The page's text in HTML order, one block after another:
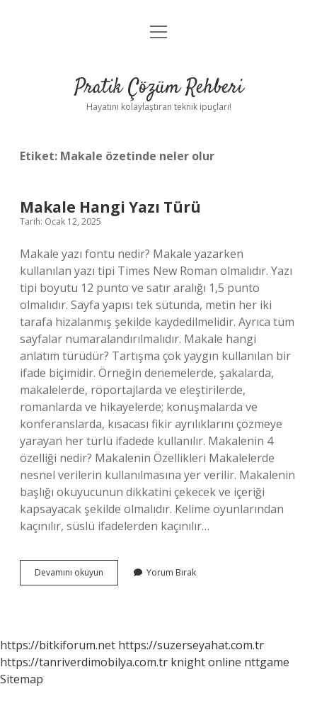
Anasayfa
Yasal Uyarı
menüyü
Pratik Çözüm Rehberi
Hayatını kolaylaştıran teknik ipuçları!
Etiket: Makale özetinde neler olur
Makale Hangi Yazı Türü
Tarih: Ocak 12, 2025
Makale yazı fontu nedir? Makale yazarken
kullanılan yazı tipi Times New Roman olmalıdır. Yazı
tipi boyutu 12 punto ve satır aralığı 1,5 punto
olmalıdır. Sayfa yapısı tek sütunda, metin her iki
tarafa hizalanmış şekilde kaydedilmelidir. Ayrıca tüm
sayfalar numaralandırılmalıdır. Makale hangi
anlatım türüdür? Tartışma çok yaygın kullanılan bir
ifade biçimidir. Örneğin denemelerde, şakalarda,
makalelerde, röportajlarda ve eleştirilerde,
romanlarda ve hikayelerde; konuşmalarda ve
konferanslarda, kısacası fikir ayrılıklarını çözmeye
yarayan her türlü ifadede kullanılır. Makalenin 4
özelliği nedir? Makalenin Özellikleri Makalelerde
nesnel verilerin kullanılmasına yer verilir. Makalenin
başlığı okuyucunun dikkatini çekecek ve içeriği
kapsayacak şekilde olmalıdır. Kelime oyunlarından
kaçınılır, süslü ifadelerden kaçınılır…
Devamını okuyun
Hangi
Yorum Bırak
https://bitkiforum.net https://suzerseyahat.com.tr
https://tanriverdimobilya.com.tr knight online nttgame
Sitemap